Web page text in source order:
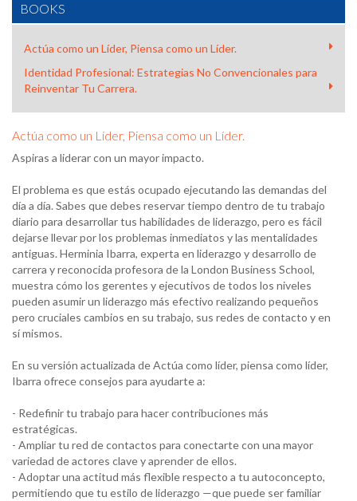
BOOKS
Actúa como un Líder, Piensa como un Líder.
Identidad Profesional: Estrategias No Convencionales para
Reinventar Tu Carrera.
Actúa como un Líder, Piensa como un Líder.
Aspiras a liderar con un mayor impacto.
El problema es que estás ocupado ejecutando las demandas del
día a día. Sabes que debes reservar tiempo dentro de tu trabajo
diario para desarrollar tus habilidades de liderazgo, pero es fácil
dejarse llevar por los problemas inmediatos y las mentalidades
antiguas. Herminia Ibarra, experta en liderazgo y desarrollo de
carrera y reconocida profesora de la London Business School,
muestra cómo los gerentes y ejecutivos de todos los niveles
pueden asumir un liderazgo más efectivo realizando pequeños
pero cruciales cambios en su trabajo, sus redes de contacto y en
sí mismos.
En su versión actualizada de Actúa como líder, piensa como líder,
Ibarra ofrece consejos para ayudarte a:
- Redefinir tu trabajo para hacer contribuciones más
estratégicas.
- Ampliar tu red de contactos para conectarte con una mayor
variedad de actores clave y aprender de ellos.
- Adoptar una actitud más flexible respecto a tu autoconcepto,
permitiendo que tu estilo de liderazgo —que puede ser familiar